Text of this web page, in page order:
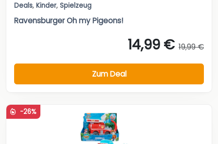
Deals, Kinder, Spielzeug
Ravensburger Oh my Pigeons!
14,99 € 19,99 €
Zum Deal
-26%